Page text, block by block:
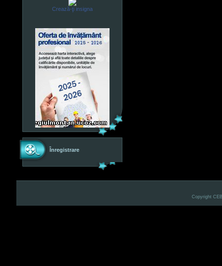
Crează-ţi insigna
Înregistrare
Copyright